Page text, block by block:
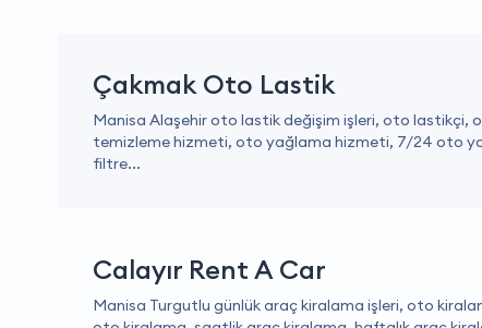
Çakmak Oto Lastik
Manisa Alaşehir oto lastik değişim işleri, oto lastikçi,
temizleme hizmeti, oto yağlama hizmeti, 7/24 oto
filtre...
Calayır Rent A Car
Manisa Turgutlu günlük araç kiralama işleri, oto